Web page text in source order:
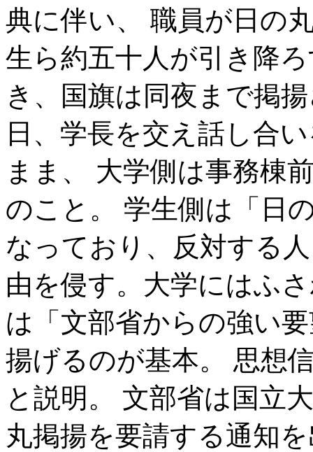
典に伴い、 職員が日の
生ら約五十人が引き降
き、国旗は同夜まで掲
日、学長を交え話し合
まま、 大学側は事務棟
のこと。 学生側は「日
なっており、反対する
由を侵す。大学にはふ
は「文部省からの強い
揚げるのが基本。 思想
と説明。 文部省は国立
丸掲揚を要請する通知